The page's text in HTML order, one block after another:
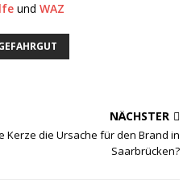
und WAZ
NÄCHSTER
Kerze die Ursache für den Brand in
Saarbrücken?